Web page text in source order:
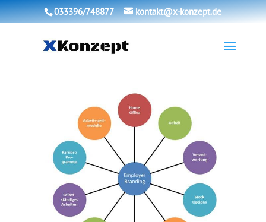
033396/748877 kontakt@x-konzept.de